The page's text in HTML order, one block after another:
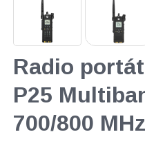
Radio
P25
700/800 MHz